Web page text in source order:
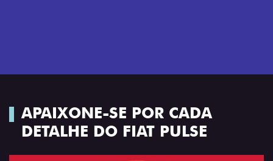
APAIXONE-SE POR CADA
DETALHE DO FIAT PULSE